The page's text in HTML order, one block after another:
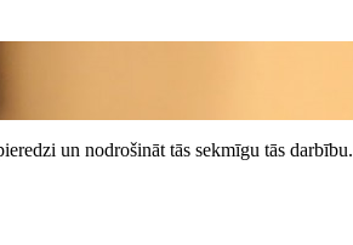
un nodrošināt tās sekmīgu tās